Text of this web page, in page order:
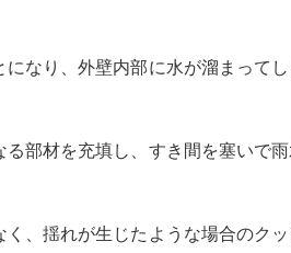
なり、外壁内部に水が溜まって
部材を充填し、すき間を塞いで
、揺れが生じたような場合のク